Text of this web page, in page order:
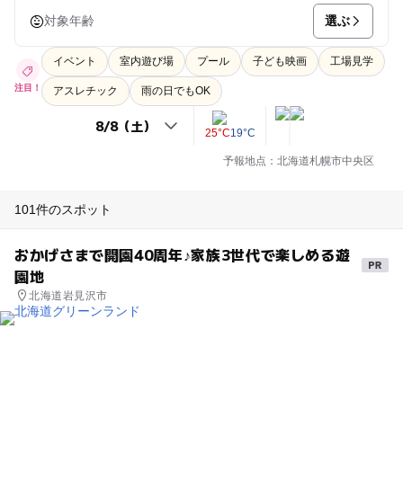
対象年齢 選ぶ
注目！
イベント 室内遊び場 プール 子ども映画 工場見学
アスレチック 雨の日でもOK
25°C19°C
予報地点：北海道札幌市中央区
101件のスポット
おかげさまで開園40周年♪家族3世代で楽しめる遊
園地
北海道岩見沢市